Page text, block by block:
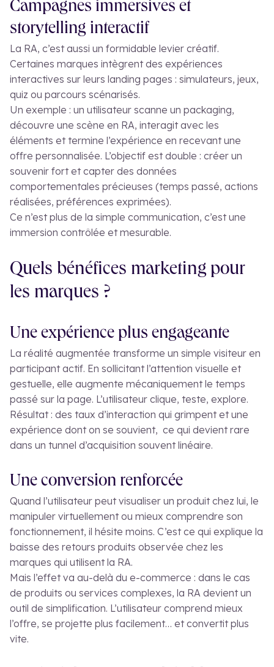
Campagnes immersives et
storytelling interactif
La RA, c’est aussi un formidable levier créatif.
Certaines marques intègrent des expériences
interactives sur leurs landing pages : simulateurs, jeux,
quiz ou parcours scénarisés.
Un exemple : un utilisateur scanne un packaging,
découvre une scène en RA, interagit avec les
éléments et termine l’expérience en recevant une
offre personnalisée. L’objectif est double : créer un
souvenir fort et capter des données
comportementales précieuses (temps passé, actions
réalisées, préférences exprimées).
Ce n’est plus de la simple communication, c’est une
immersion contrôlée et mesurable.
Quels bénéfices marketing pour
les marques ?
Une expérience plus engageante
La réalité augmentée transforme un simple visiteur en
participant actif. En sollicitant l’attention visuelle et
gestuelle, elle augmente mécaniquement le temps
passé sur la page. L’utilisateur clique, teste, explore.
Résultat : des taux d’interaction qui grimpent et une
expérience dont on se souvient, ce qui devient rare
dans un tunnel d’acquisition souvent linéaire.
Une conversion renforcée
Quand l’utilisateur peut visualiser un produit chez lui, le
manipuler virtuellement ou mieux comprendre son
fonctionnement, il hésite moins. C’est ce qui explique la
baisse des retours produits observée chez les
marques qui utilisent la RA.
Mais l’effet va au-delà du e-commerce : dans le cas
de produits ou services complexes, la RA devient un
outil de simplification. L’utilisateur comprend mieux
l’offre, se projette plus facilement… et convertit plus
vite.